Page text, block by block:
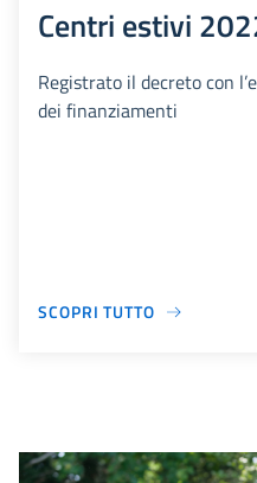
Centri estivi
Registrato il decreto con
dei finanziamenti
SCOPRI TUTTO